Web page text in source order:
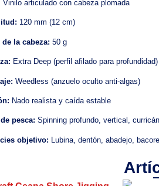
Vinilo articulado con cabeza plomada
120 mm (12 cm)
de la cabeza: 50 g
Extra Deep (perfil afilado para profundidad)
Weedless (anzuelo oculto anti-algas)
Nado realista y caída estable
pesca: Spinning profundo, vertical, curricán
objetivo: Lubina, dentón, abadejo,